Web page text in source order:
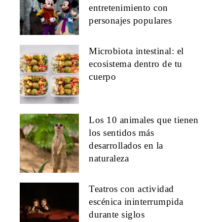
entretenimiento con
personajes populares
Microbiota intestinal: el
ecosistema dentro de tu
cuerpo
Los 10 animales que tienen
los sentidos más
desarrollados en la
naturaleza
Teatros con actividad
escénica ininterrumpida
durante siglos